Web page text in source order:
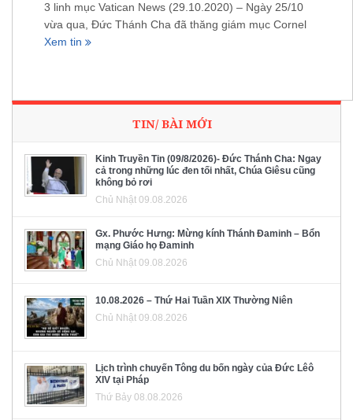
3 linh mục Vatican News (29.10.2020) – Ngày 25/10
vừa qua, Đức Thánh Cha đã thăng giám mục Cornel
Xem tin
TIN/ BÀI MỚI
Kinh Truyền Tin (09/8/2026)- Đức Thánh Cha: Ngay
cả trong những lúc đen tối nhất, Chúa Giêsu cũng
không bỏ rơi
Chủ Nhật 09.08.2026
Gx. Phước Hưng: Mừng kính Thánh Đaminh – Bổn
mạng Giáo họ Đaminh
Chủ Nhật 09.08.2026
10.08.2026 – Thứ Hai Tuần XIX Thường Niên
Chủ Nhật 09.08.2026
Lịch trình chuyến Tông du bốn ngày của Đức Lêô
XIV tại Pháp
Thứ Bảy 08.08.2026